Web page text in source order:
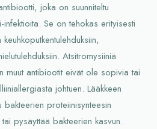
joka on suunniteltu
Se on tehokas erityisesti
Atsitromysiiniä
muut antibiootit eivät ole sopivia tai
johtuen. Lääkkeen
bakteerien proteiinisynteesin
pysäyttää bakteerien kasvun.